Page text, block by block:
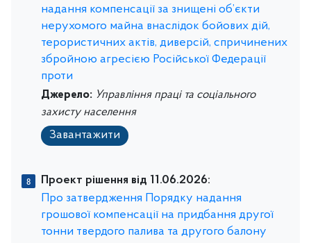
надання компенсації за знищені об’єкти
нерухомого майна внаслідок бойових дій,
терористичних актів, диверсій, спричинених
збройною агресією Російської Федерації
проти
Джерело: Управління праці та соціального
захисту населення
Завантажити
Проект рішення від 11.06.2026:
Про затвердження Порядку надання
грошової компенсації на придбання другої
тонни твердого палива та другого балону